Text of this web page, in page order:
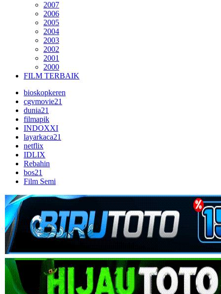
2007
2006
2005
2004
2003
2002
2001
2000
FILM TERBAIK
bioskopkeren
cgvmovie21
dunia21
filmapik
INDOXXI
layarkaca21
netflix
IDLIX
Rebahin
bos21
Film Semi